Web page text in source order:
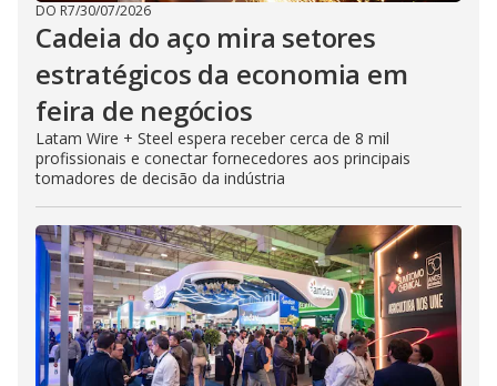
DO R7/30/07/2026
Cadeia do aço mira setores
estratégicos da economia em
feira de negócios
Latam Wire + Steel espera receber cerca de 8 mil
profissionais e conectar fornecedores aos principais
tomadores de decisão da indústria